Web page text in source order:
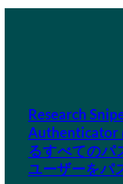
Research
Authenticator
るすべてのパ
ユーザーをパ